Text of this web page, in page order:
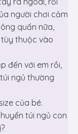
người chơi cảm
quấn nữa,
thuộc vào
đến với em rồi,
ngủ thường
của bé.
túi ngủ con